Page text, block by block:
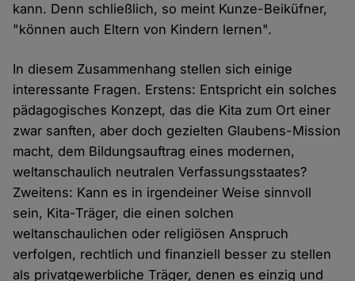
kann. Denn schließlich, so meint Kunze-Beiküfner,
"können auch Eltern von Kindern lernen".
In diesem Zusammenhang stellen sich einige
interessante Fragen. Erstens: Entspricht ein solches
pädagogisches Konzept, das die Kita zum Ort einer
zwar sanften, aber doch gezielten Glaubens-Mission
macht, dem Bildungsauftrag eines modernen,
weltanschaulich neutralen Verfassungsstaates?
Zweitens: Kann es in irgendeiner Weise sinnvoll
sein, Kita-Träger, die einen solchen
weltanschaulichen oder religiösen Anspruch
verfolgen, rechtlich und finanziell besser zu stellen
als privatgewerbliche Träger, denen es einzig und